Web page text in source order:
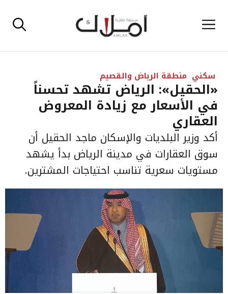
إلى القائمة
سكني منطقة الرياض والقصيم
«الحقيل»: الرياض تشهد تحسناً
في الأسعار مع زيادة المعروض
العقاري
أكد وزير البلديات والإسكان ماجد الحقيل أن
سوق العقارات في مدينة الرياض بدأ يشهد
مستويات سعرية تناسب احتياجات المشترين.